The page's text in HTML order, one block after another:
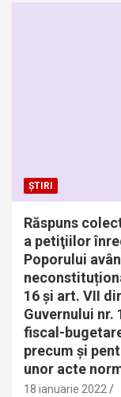
ȘTIRI
Răspuns
a petiţiilor
Poporului
16 și art. VII
Guvernului nr.
fiscal-
precum şi
unor acte
18 ianuarie 2022